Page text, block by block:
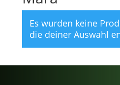
Es wurden keine
die deiner Auswahl